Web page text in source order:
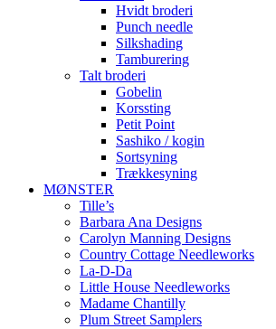
Hvidt broderi
Punch needle
Silkshading
Tamburering
Talt broderi
Gobelin
Korssting
Petit Point
Sashiko / kogin
Sortsyning
Trækkesyning
MØNSTER
Tille’s
Barbara Ana Designs
Carolyn Manning Designs
Country Cottage Needleworks
La-D-Da
Little House Needleworks
Madame Chantilly
Plum Street Samplers